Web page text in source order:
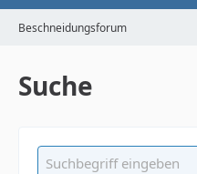
Beschneidungsforum
Suche